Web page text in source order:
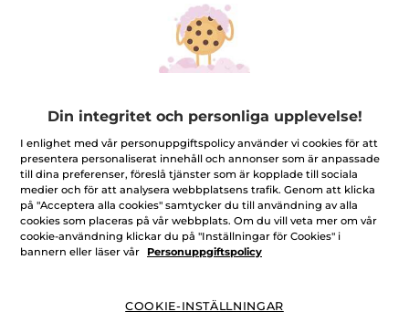
LÄGG I
VARUKORGEN
Flaska
99,00 Kr
LÄGG I
VARUKORGEN
-60% -12%
Din integritet och personliga upplevelse!
I enlighet med vår personuppgiftspolicy använder vi cookies för att
presentera personaliserat innehåll och annonser som är anpassade
till dina preferenser, föreslå tjänster som är kopplade till sociala
medier och för att analysera webbplatsens trafik. Genom att klicka
på "Acceptera alla cookies" samtycker du till användning av alla
cookies som placeras på vår webbplats. Om du vill veta mer om vår
cookie-användning klickar du på "Inställningar för Cookies" i
bannern eller läser vår
Personuppgiftspolicy
COOKIE-INSTÄLLNINGAR